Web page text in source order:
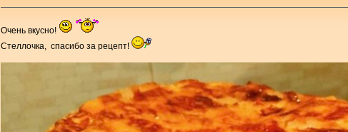
Очень вкусно!
Стеллочка, спасибо за рецепт!